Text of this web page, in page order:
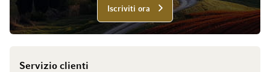
Iscriviti ora
Servizio clienti